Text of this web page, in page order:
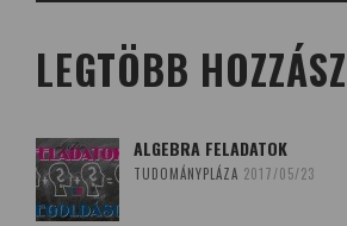
LEGTÖBB
ALGEBRA FELADATOK
TUDOMÁNYPLÁZA 2017/05/23